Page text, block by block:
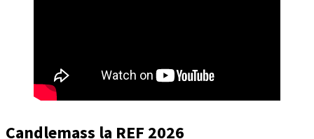
Candlemass la REF 2026